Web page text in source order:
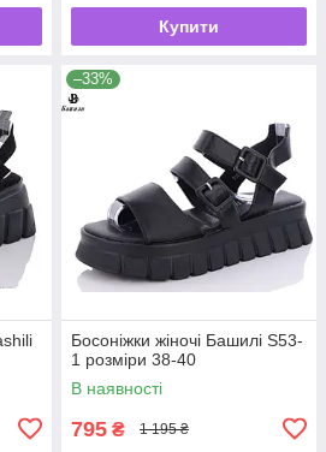
Купити
–33%
Босоніжки жіночі Башилі S53-
1 розміри 38-40
В наявності
795 ₴ 1 195 ₴